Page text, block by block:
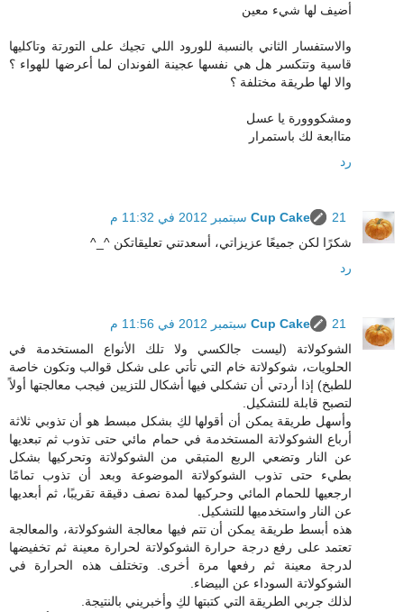
أضيف لها شيء معين
والاستفسار الثاني بالنسبة للورود اللي تجيك على التورتة وتاكليها
قاسية وتتكسر هل هي نفسها عجينة الفوندان لما أعرضها للهواء ؟
والا لها طريقة مختلفة ؟
ومشكووورة يا عسل
متاابعة لك باستمرار
رد
Cup Cake
21 سبتمبر 2012 في 11:32 م
شكرًا لكن جميعًا عزيزاتي، أسعدتني تعليقاتكن ^_^
رد
Cup Cake
21 سبتمبر 2012 في 11:56 م
الشوكولاتة (ليست جالكسي ولا تلك الأنواع المستخدمة في
الحلويات، شوكولاتة خام التي تأتي على شكل قوالب وتكون خاصة
للطبخ) إذا أردتي أن تشكلي فيها أشكال للتزيين فيجب معالجتها أولاً
لتصبح قابلة للتشكيل.
وأسهل طريقة يمكن أن أقولها لكِ بشكل مبسط هو أن تذوبي ثلاثة
أرباع الشوكولاتة المستخدمة في حمام مائي حتى تذوب ثم تبعديها
عن النار وتضعي الربع المتبقي من الشوكولاتة وتحركيها بشكل
بطيء حتى تذوب الشوكولاتة الموضوعة وبعد أن تذوب تمامًا
ارجعيها للحمام المائي وحركيها لمدة نصف دقيقة تقريبًا، ثم أبعديها
عن النار واستخدميها للتشكيل.
هذه أبسط طريقة يمكن أن تتم فيها معالجة الشوكولاتة، والمعالجة
تعتمد على رفع درجة حرارة الشوكولاتة لحرارة معينة ثم تخفيضها
لدرجة معينة ثم رفعها مرة أخرى. وتختلف هذه الحرارة في
الشوكولاتة السوداء عن البيضاء.
لذلك جربي الطريقة التي كتبتها لكِ وأخبريني بالنتيجة.